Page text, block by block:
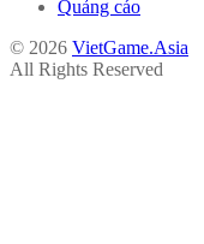
Quảng cáo
© 2026 VietGame.Asia
All Rights Reserved